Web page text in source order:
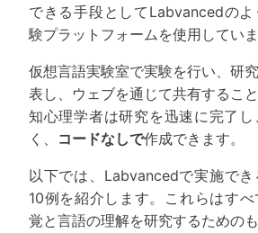
できる手段としてLabvancedの
験プラットフォームを使用していま
仮想言語実験室で実験を行い、研
表し、ウェブを通じて共有するこ
知心理学者は研究を迅速に完了
く、 コードなしで作成できます。
以下では、Labvancedで実施で
10例を紹介します。これらはす
覚と言語の理解を研究するための